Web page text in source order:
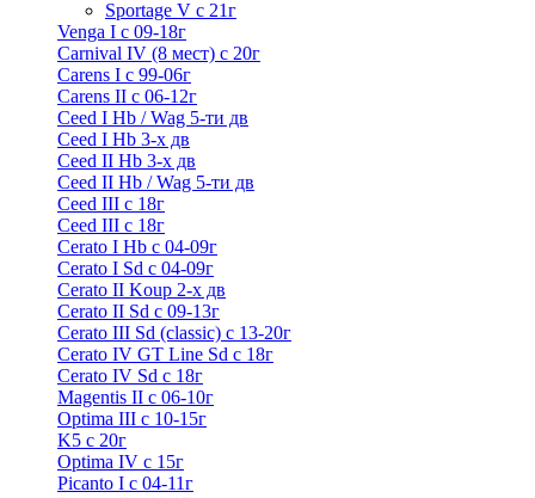
Sportage V с 21г
Venga I c 09-18г
Carnival IV (8 мест) с 20г
Carens I c 99-06г
Carens II c 06-12г
Ceed I Hb / Wag 5-ти дв
Ceed I Hb 3-х дв
Ceed II Hb 3-х дв
Ceed II Hb / Wag 5-ти дв
Ceed III с 18г
Ceed III с 18г
Cerato I Hb с 04-09г
Cerato I Sd с 04-09г
Cerato II Koup 2-х дв
Cerato II Sd c 09-13г
Cerato III Sd (classic) с 13-20г
Cerato IV GT Line Sd с 18г
Cerato IV Sd с 18г
Magentis II с 06-10г
Optima III с 10-15г
K5 с 20г
Optima IV с 15г
Picanto I с 04-11г